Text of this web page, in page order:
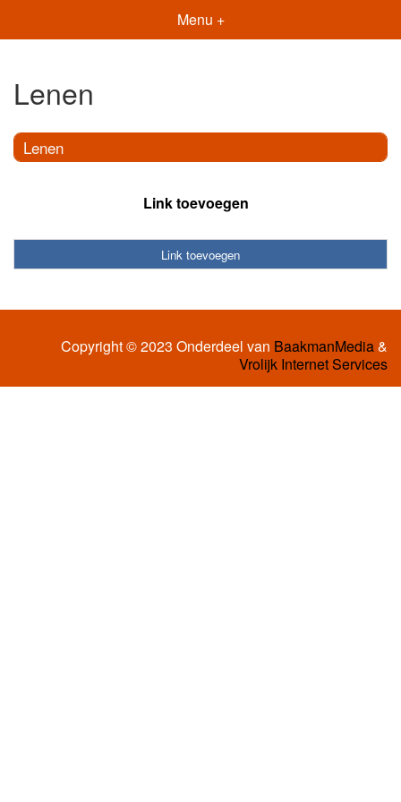
Menu +
Lenen
Lenen
Link toevoegen
Link toevoegen
Copyright © 2023 Onderdeel van BaakmanMedia&
Vrolijk Internet Services